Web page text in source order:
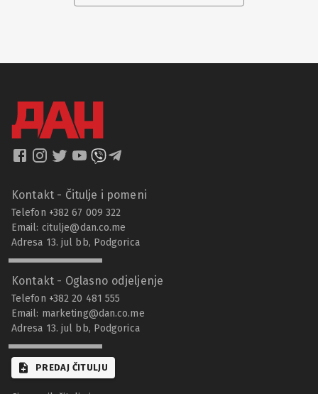
Kontakt - Čitulje i pomeni
Telefon +382 67 009 322
Email: citulje@dan.co.me
Adresa 13. jul bb, Podgorica
Kontakt - Oglasno odjeljenje
Telefon +382 20 481 555
Email: marketing@dan.co.me
Adresa 13. jul bb, Podgorica
PREDAJ ČITULJU